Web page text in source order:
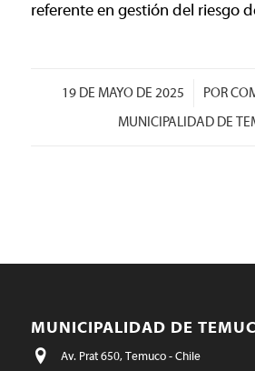
referente en gestión del riesgo
19 DE MAYO DE 2025
/ POR
MUNICIPALIDAD DE
MUNICIPALIDAD DE
Av. Prat 650, Temuco - Chile